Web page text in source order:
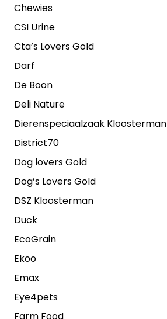
Chewies
CSI Urine
Cta’s Lovers Gold
Darf
De Boon
Deli Nature
Dierenspeciaalzaak Kloosterman
District70
Dog lovers Gold
Dog’s Lovers Gold
DSZ Kloosterman
Duck
EcoGrain
Ekoo
Emax
Eye4pets
Farm Food